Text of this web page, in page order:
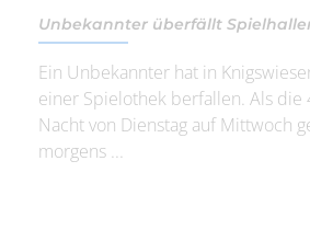
Unbekannter überfällt
Ein Unbekannter hat in
einer Spielothek berfallen. Als die
Nacht von Dienstag auf Mittwoch
morgens ...